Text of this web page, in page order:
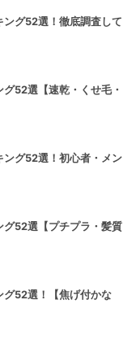
ング52選！徹底調査して
52選【速乾・くせ毛・
ング52選！初心者・メン
グ52選【プチプラ・髪質
グ52選！【焦げ付かな